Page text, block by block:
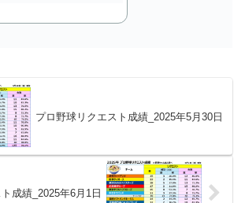
プロ野球リクエスト成績_2025年5月30日
成績_2025年6月1日